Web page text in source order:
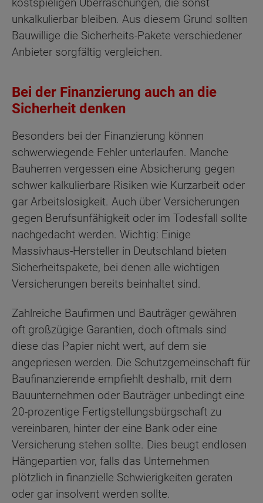
unkalkulierbar bleiben. Aus diesem Grund sollten
Bauwillige die Sicherheits-Pakete verschiedener
Anbieter sorgfältig vergleichen.
Bei der Finanzierung auch an die
Sicherheit denken
Besonders bei der Finanzierung können
schwerwiegende Fehler unterlaufen. Manche
Bauherren vergessen eine Absicherung gegen
schwer kalkulierbare Risiken wie Kurzarbeit oder
gar Arbeitslosigkeit. Auch über Versicherungen
gegen Berufsunfähigkeit oder im Todesfall sollte
nachgedacht werden. Wichtig: Einige
Massivhaus-Hersteller in Deutschland bieten
Sicherheitspakete, bei denen alle wichtigen
Versicherungen bereits beinhaltet sind.
Zahlreiche Baufirmen und Bauträger gewähren
oft großzügige Garantien, doch oftmals sind
diese das Papier nicht wert, auf dem sie
angepriesen werden. Die Schutzgemeinschaft für
Baufinanzierende empfiehlt deshalb, mit dem
Bauunternehmen oder Bauträger unbedingt eine
20-prozentige Fertigstellungsbürgschaft zu
vereinbaren, hinter der eine Bank oder eine
Versicherung stehen sollte. Dies beugt endlosen
Hängepartien vor, falls das Unternehmen
plötzlich in finanzielle Schwierigkeiten geraten
oder gar insolvent werden sollte.